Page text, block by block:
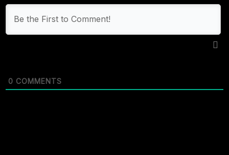
0 COMMENTS